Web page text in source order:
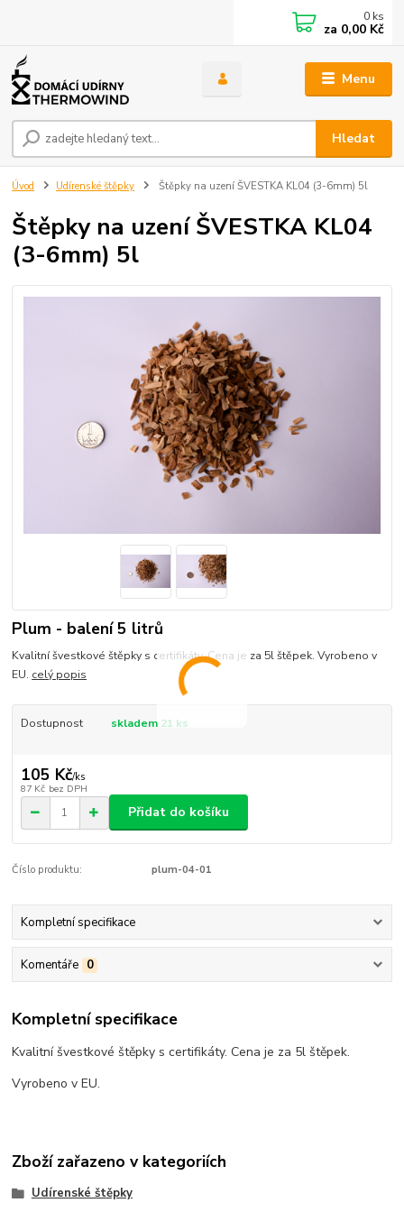
Menu
Hledat
0 ks
za 0,00 Kč
Úvod Udírenské štěpky Štěpky na uzení ŠVESTKA KL04 (3-6mm) 5l
Štěpky na uzení ŠVESTKA KL04
(3-6mm) 5l
Plum - balení 5 litrů
Kvalitní švestkové štěpky s certifikáty. Cena je za 5l štěpek. Vyrobeno v
EU. celý popis
Dostupnost skladem 21 ks
105 Kč/ks
87 Kč bez DPH
Přidat do košíku
Číslo produktu: plum-04-01
Kompletní specifikace
Komentáře 0
Kompletní specifikace
Kvalitní švestkové štěpky s certifikáty. Cena je za 5l štěpek.
Vyrobeno v EU.
Zboží zařazeno v kategoriích
Udírenské štěpky